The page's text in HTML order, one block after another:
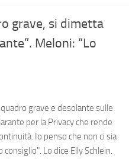
grave, si dimetta
Meloni: “Lo
grave e desolante sulle
per la Privacy che rende
Io penso che non ci sia
Lo dice Elly Schlein.